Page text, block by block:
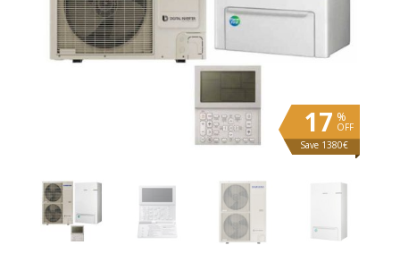
%
OFF
17
Save 1380€